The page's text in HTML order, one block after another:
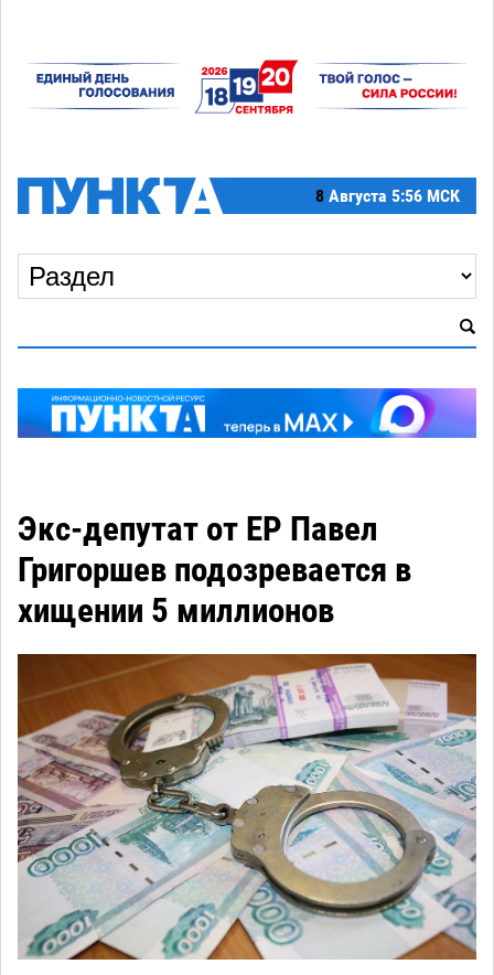
8 Августа 5:56 МСК
Экс-депутат от ЕР Павел
Григоршев подозревается в
хищении 5 миллионов